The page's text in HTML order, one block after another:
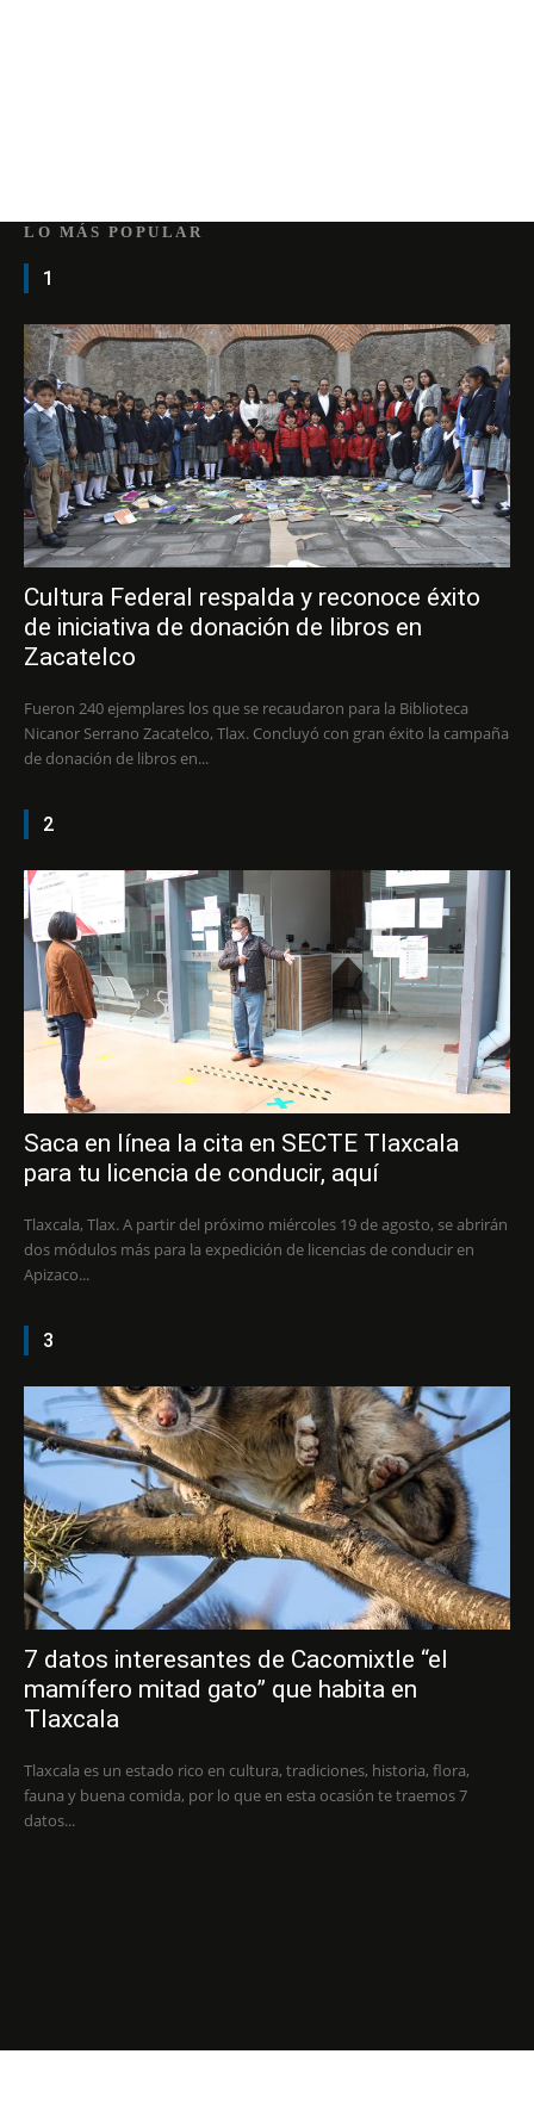
LO MÁS POPULAR
1
Cultura Federal respalda y reconoce éxito
de iniciativa de donación de libros en
Zacatelco
Fueron 240 ejemplares los que se recaudaron para la Biblioteca
Nicanor Serrano Zacatelco, Tlax. Concluyó con gran éxito la campaña
de donación de libros en...
2
Saca en línea la cita en SECTE Tlaxcala
para tu licencia de conducir, aquí
Tlaxcala, Tlax. A partir del próximo miércoles 19 de agosto, se abrirán
dos módulos más para la expedición de licencias de conducir en
Apizaco...
3
7 datos interesantes de Cacomixtle “el
mamífero mitad gato” que habita en
Tlaxcala
Tlaxcala es un estado rico en cultura, tradiciones, historia, flora,
fauna y buena comida, por lo que en esta ocasión te traemos 7
datos...